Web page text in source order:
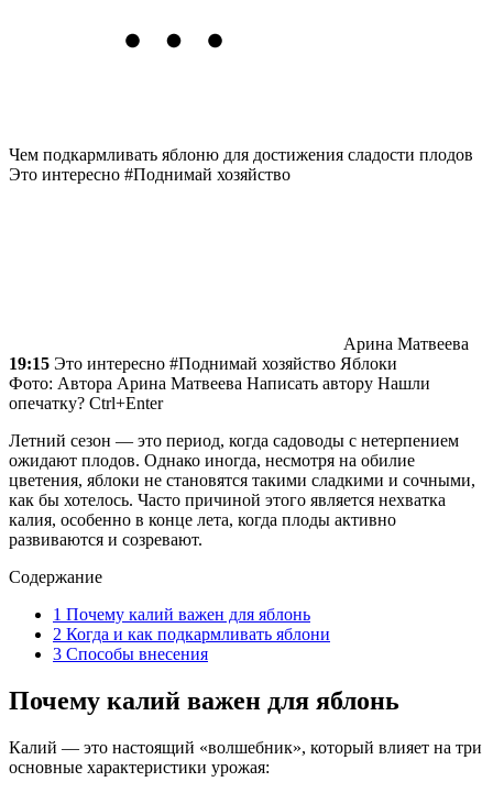
Чем подкармливать яблоню для достижения сладости плодов
Это интересно #Поднимай хозяйство
Арина Матвеева
19:15 Это интересно #Поднимай хозяйство Яблоки
Фото: Автора Арина Матвеева Написать автору Нашли
опечатку? Ctrl+Enter
Летний сезон — это период, когда садоводы с нетерпением
ожидают плодов. Однако иногда, несмотря на обилие
цветения, яблоки не становятся такими сладкими и сочными,
как бы хотелось. Часто причиной этого является нехватка
калия, особенно в конце лета, когда плоды активно
развиваются и созревают.
Содержание
1 Почему калий важен для яблонь
2 Когда и как подкармливать яблони
3 Способы внесения
Почему калий важен для яблонь
Калий — это настоящий «волшебник», который влияет на три
основные характеристики урожая: